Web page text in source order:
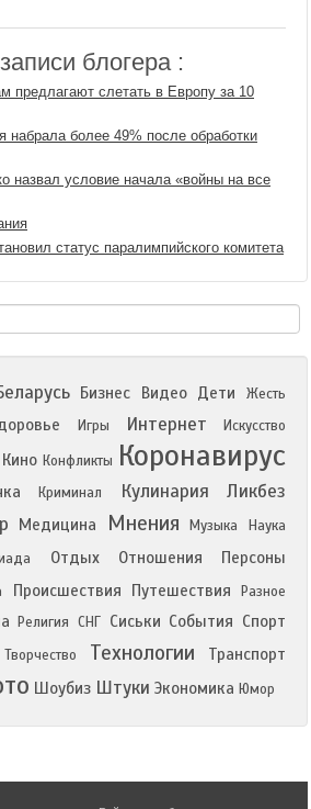
блогера :
предлагают слетать в Европу за 10
набрала более 49% после обработки
назвал условие начала «войны на все
статус паралимпийского комитета
Бизнес Видео Дети
Жесть
Игры Интернет Искусство
Кино Конфликты Коронавирус
Криминал Кулинария Ликбез
Медицина Мнения Музыка Наука
Отдых Отношения Персоны
Происшествия Путешествия
Разное
Религия СНГ Сиськи События Спорт
Творчество Технологии Транспорт
Шоубиз Штуки Экономика Юмор